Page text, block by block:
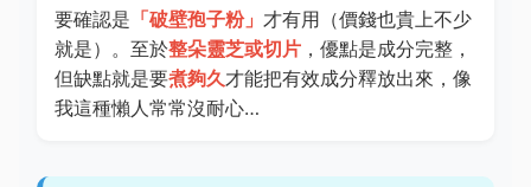
要確認是 「破壁孢子粉」 才有用（價錢也貴上不少
就是）。至於整朵靈芝或切片 ，優點是成分完整，
但缺點就是要煮夠久才能把有效成分釋放出來，像
我這種懶人常常沒耐心…